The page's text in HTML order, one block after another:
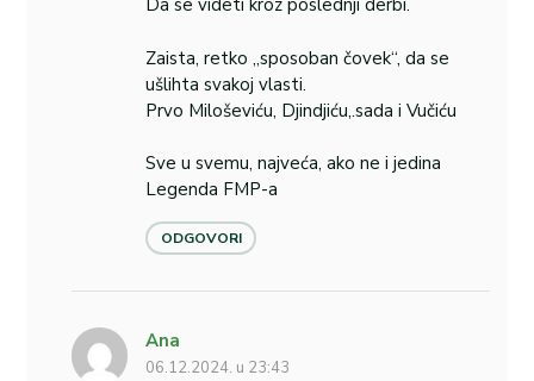
Da se videti kroz poslednji derbi.
Zaista, retko „sposoban čovek“, da se
ušlihta svakoj vlasti.
Prvo Miloševiću, Djindjiću,.sada i Vučiću
Sve u svemu, najveća, ako ne i jedina
Legenda FMP-a
ODGOVORI
Ana
06.12.2024. u 23:43